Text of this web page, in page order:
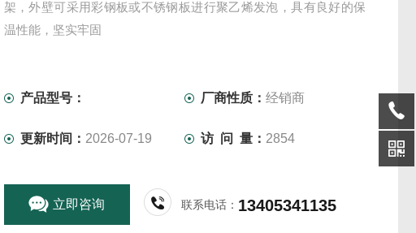
架，外壁可采用彩钢板或不锈钢板进行聚乙烯发泡，具有良好的保
温性能，坚实牢固
产品型号： 厂商性质：经销商
更新时间： 2026-07-19 访 问 量： 2854
立即咨询 联系电话： 13405341135